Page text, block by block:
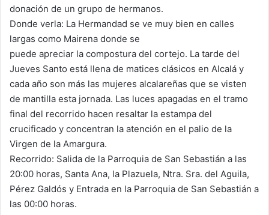
donación de un grupo de hermanos.
Donde verla: La Hermandad se ve muy bien en calles
largas como Mairena donde se
puede apreciar la compostura del cortejo. La tarde del
Jueves Santo está llena de matices clásicos en Alcalá y
cada año son más las mujeres alcalareñas que se visten
de mantilla esta jornada. Las luces apagadas en el tramo
final del recorrido hacen resaltar la estampa del
crucificado y concentran la atención en el palio de la
Virgen de la Amargura.
Recorrido: Salida de la Parroquia de San Sebastián a las
20:00 horas, Santa Ana, la Plazuela, Ntra. Sra. del Aguila,
Pérez Galdós y Entrada en la Parroquia de San Sebastián a
las 00:00 horas.